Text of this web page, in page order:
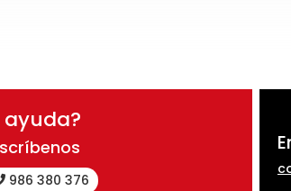
ayuda?
986 380 376